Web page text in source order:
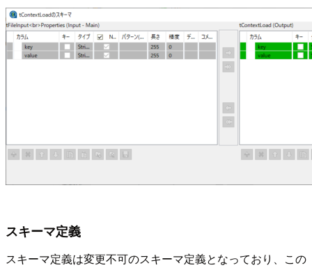
スキーマ定義
スキーマ定義は変更不可のスキーマ定義となっており、この